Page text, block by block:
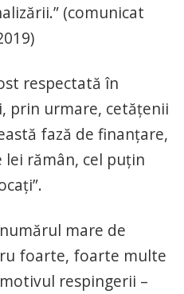
(comunicat
respectată în
prin urmare, cetățenii
fază de finanțare,
lei rămân, cel puțin
mare de
foarte, foarte multe
respingerii –